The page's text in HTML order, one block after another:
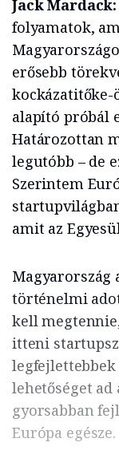
Jack Mardack:
folyamatok,
erősebb
kockázatitőke-
alapító próbál
Határozottan
legutóbb – de
Szerintem
amit az
Magyarország
történelmi
kell
itteni
lehetőséget ad
gyorsabban
Európa egésze.